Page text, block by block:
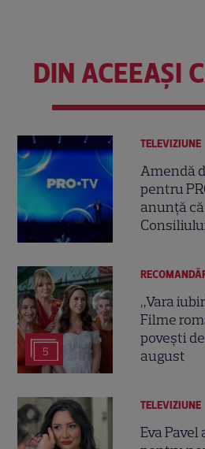
DIN ACEEAȘI
TELEVIZIUNE
Amendă
pentru
anunță
5
„Vara
Filme
povești
august
TELEVIZIUNE
Eva